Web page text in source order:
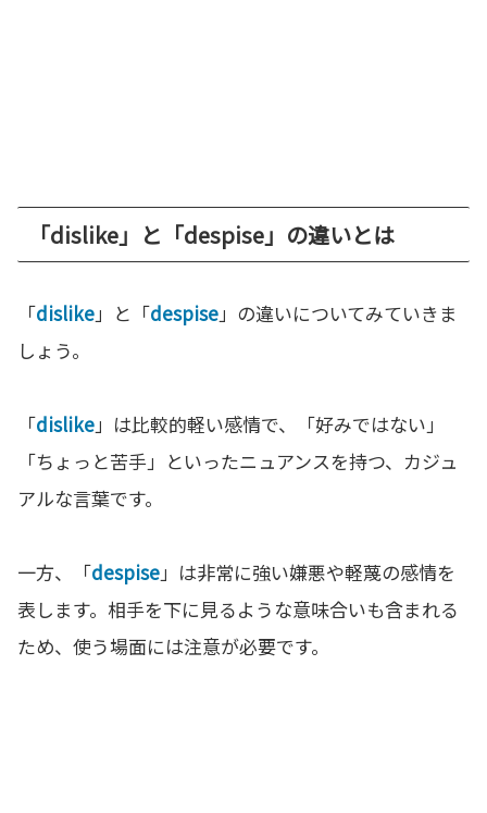
「dislike」と「despise」の違いとは
「dislike」と「despise」の違いについてみていきま
しょう。
「dislike」は比較的軽い感情で、「好みではない」
「ちょっと苦手」といったニュアンスを持つ、カジュ
アルな言葉です。
一方、「despise」は非常に強い嫌悪や軽蔑の感情を
表します。相手を下に見るような意味合いも含まれる
ため、使う場面には注意が必要です。